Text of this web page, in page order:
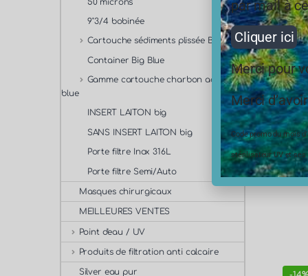
En
9''3/4 bobinée
Cartouche sédiments plissée Big Blue
Container Big Blue
Gamme cartouche charbon actif big
blue
INSERT LAITON big
SANS INSERT LAITON big
Porte filtre Inox 316L
Porte filtre Semi/Auto
Masques chirurgicaux
MEILLEURES VENTES
Point d'eau / UV
Produits de filtration anti calcaire
Silver eau pur
par mail à
Cliquer ici
Merci pour
Merci
Code promo du mois
stérilisateur UV et